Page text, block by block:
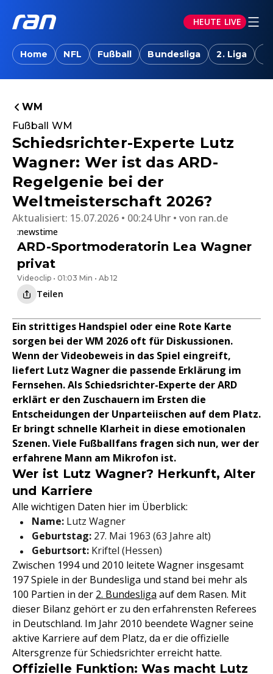
HEUTE LIVE
Home NFL Fußball Bundesliga 2. Liga
WM
Fußball WM
Schiedsrichter-Experte Lutz
Wagner: Wer ist das ARD-
Regelgenie bei der
Weltmeisterschaft 2026?
Aktualisiert: 15.07.2026 • 00:24 Uhr von ran.de
:newstime
ARD-Sportmoderatorin Lea Wagner
privat
Videoclip • 01:03 Min • Ab 12
Teilen
Ein strittiges Handspiel oder eine Rote Karte
sorgen bei der WM 2026 oft für Diskussionen.
Wenn der Videobeweis in das Spiel eingreift,
liefert Lutz Wagner die passende Erklärung im
Fernsehen. Als Schiedsrichter-Experte der ARD
erklärt er den Zuschauern im Ersten die
Entscheidungen der Unparteiischen auf dem Platz.
Er bringt schnelle Klarheit in diese emotionalen
Szenen. Viele Fußballfans fragen sich nun, wer der
erfahrene Mann am Mikrofon ist.
Wer ist Lutz Wagner? Herkunft, Alter
und Karriere
Alle wichtigen Daten hier im Überblick:
Name: Lutz Wagner
Geburtstag: 27. Mai 1963 (63 Jahre alt)
Geburtsort: Kriftel (Hessen)
Zwischen 1994 und 2010 leitete Wagner insgesamt
197 Spiele in der Bundesliga und stand bei mehr als
100 Partien in der 2. Bundesliga auf dem Rasen. Mit
dieser Bilanz gehört er zu den erfahrensten Referees
in Deutschland. Im Jahr 2010 beendete Wagner seine
aktive Karriere auf dem Platz, da er die offizielle
Altersgrenze für Schiedsrichter erreicht hatte.
Offizielle Funktion: Was macht Lutz